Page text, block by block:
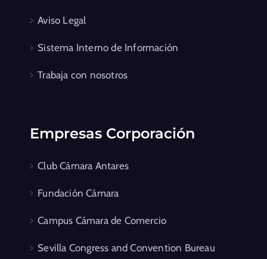
Aviso Legal
Sistema Interno de Información
Trabaja con nosotros
Empresas Corporación
Club Cámara Antares
Fundación Cámara
Campus Cámara de Comercio
Sevilla Congress and Convention Bureau